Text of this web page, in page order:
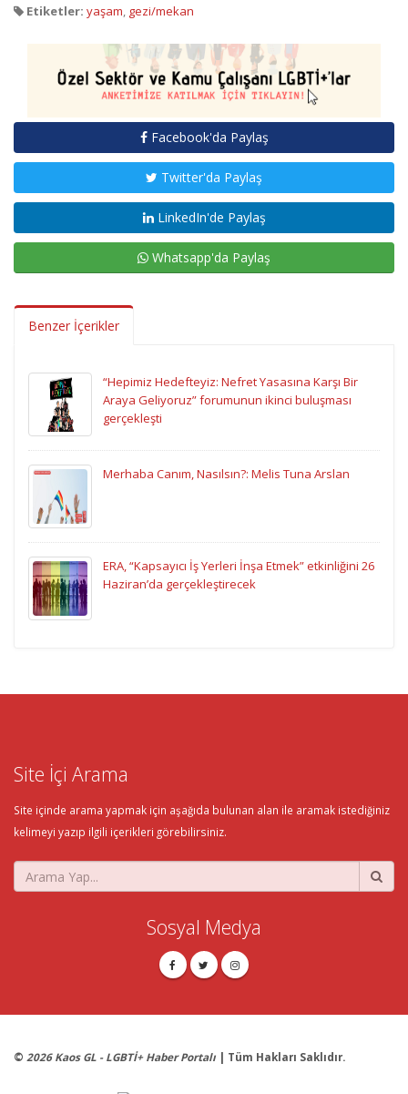
Etiketler: yaşam, gezi/mekan
Facebook'da Paylaş
Twitter'da Paylaş
LinkedIn'de Paylaş
Whatsapp'da Paylaş
Benzer İçerikler
“Hepimiz Hedefteyiz: Nefret Yasasına Karşı Bir
Araya Geliyoruz” forumunun ikinci buluşması
gerçekleşti
Merhaba Canım, Nasılsın?: Melis Tuna Arslan
ERA, “Kapsayıcı İş Yerleri İnşa Etmek” etkinliğini 26
Haziran’da gerçekleştirecek
Site İçi Arama
Site içinde arama yapmak için aşağıda bulunan alan ile aramak istediğiniz
kelimeyi yazıp ilgili içerikleri görebilirsiniz.
Sosyal Medya
© 2026 Kaos GL - LGBTİ+ Haber Portalı | Tüm Hakları Saklıdır.